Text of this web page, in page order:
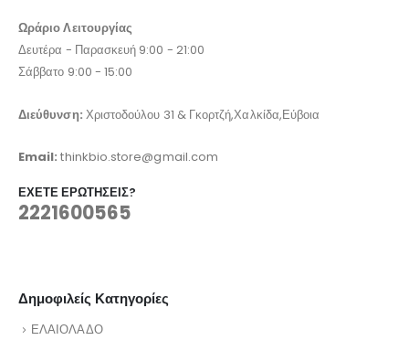
Ωράριο Λειτουργίας
Δευτέρα - Παρασκευή 9:00 - 21:00
Σάββατο 9:00 - 15:00
Διεύθυνση: Χριστοδούλου 31 & Γκορτζή,Χαλκίδα,Εύβοια
Email:thinkbio.store@gmail.com
ΈΧΕΤΕ ΕΡΩΤΉΣΕΙΣ?
2221600565
Δημοφιλείς Κατηγορίες
ΕΛΑΙΟΛΑΔΟ